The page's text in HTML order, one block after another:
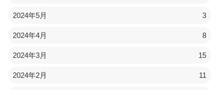
2024年5月 3
2024年4月 8
2024年3月 15
2024年2月 11